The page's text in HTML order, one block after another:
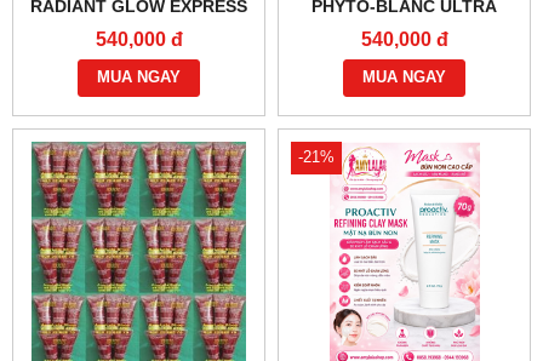
RADIANT GLOW EXPRESS
MASK 15ML - 0902966670 -
0933555070 -
WWW.THANHLALA.COM :
540,000 đ
MUA NGAY
PHYTO-BLANC ULTRA
LIGHTENING MASK 15ML -
0902966670 - 0933555070 :
540,000 đ
MUA NGAY
-21%